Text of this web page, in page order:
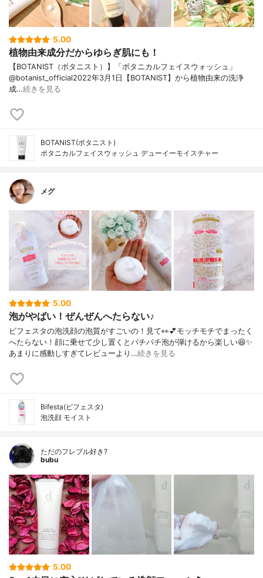
5.00
植物由来成分だからゆらぎ肌にも！
【BOTANIST（ボタニスト）】「ボタニカルフェイスウォッシュ」
@botanist_official2022年3月1日【BOTANIST】から植物由来の洗浄
成…続きを見る
BOTANIST(ボタニスト)
ボタニカルフェイスウォッシュ デューイーモイスチャー
メグ
5.00
泡がやばい！ぜんぜんへたらない♪
ビフェスタの泡洗顔の泡質がすごいの！見て👀💕モッチモチでまったく
へたらない！顔に乗せて少し置くとパチパチ泡が弾けるから楽しい😆✨
あまりに感動しすぎてレビューより…続きを見る
Bifesta(ビフェスタ)
泡洗顔 モイスト
ただのフレブル好き?
bubu
5.00